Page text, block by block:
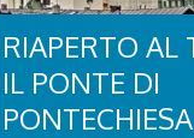
RIAPERTO AL
IL PONTE DI
PONTECHIESA